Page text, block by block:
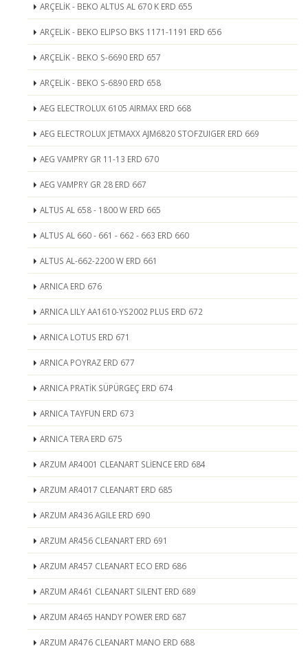
ARÇELİK - BEKO ALTUS AL 670 K ERD 655
ARÇELİK - BEKO ELIPSO BKS 1171-1191 ERD 656
ARÇELİK - BEKO S-6690 ERD 657
ARÇELİK - BEKO S-6890 ERD 658
AEG ELECTROLUX 6105 AIRMAX ERD 668
AEG ELECTROLUX JETMAXX AJM6820 STOFZUIGER ERD 669
AEG VAMPRY GR 11-13 ERD 670
AEG VAMPRY GR 28 ERD 667
ALTUS AL 658 - 1800 W ERD 665
ALTUS AL 660 - 661 - 662 - 663 ERD 660
ALTUS AL-662-2200 W ERD 661
ARNICA ERD 676
ARNICA LILY AA1610-YS2002 PLUS ERD 672
ARNICA LOTUS ERD 671
ARNICA POYRAZ ERD 677
ARNICA PRATİK SÜPÜRGEÇ ERD 674
ARNICA TAYFUN ERD 673
ARNICA TERA ERD 675
ARZUM AR4001 CLEANART SLİENCE ERD 684
ARZUM AR4017 CLEANART ERD 685
ARZUM AR436 AGILE ERD 690
ARZUM AR456 CLEANART ERD 691
ARZUM AR457 CLEANART ECO ERD 686
ARZUM AR461 CLEANART SILENT ERD 689
ARZUM AR465 HANDY POWER ERD 687
ARZUM AR476 CLEANART MANO ERD 688